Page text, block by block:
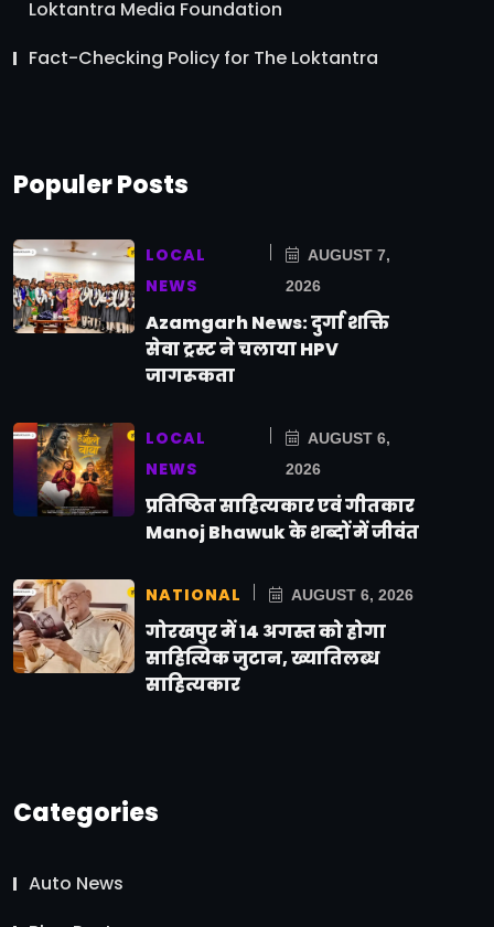
Loktantra Media Foundation
Fact-Checking Policy for The Loktantra
Populer Posts
LOCAL
NEWS
AUGUST 7,
2026
Azamgarh News: दुर्गा शक्ति
सेवा ट्रस्ट ने चलाया HPV
जागरूकता
LOCAL
NEWS
AUGUST 6,
2026
प्रतिष्ठित साहित्यकार एवं गीतकार
Manoj Bhawuk के शब्दों में जीवंत
NATIONAL AUGUST 6, 2026
गोरखपुर में 14 अगस्त को होगा
साहित्यिक जुटान, ख्यातिलब्ध
साहित्यकार
Categories
Auto News